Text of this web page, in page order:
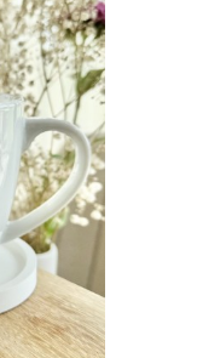
Cena nie zawiera
płatności